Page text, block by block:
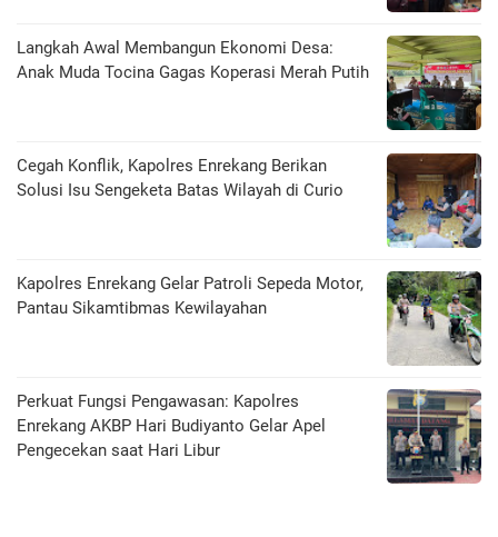
Langkah Awal Membangun Ekonomi Desa:
Anak Muda Tocina Gagas Koperasi Merah Putih
Cegah Konflik, Kapolres Enrekang Berikan
Solusi Isu Sengeketa Batas Wilayah di Curio
Kapolres Enrekang Gelar Patroli Sepeda Motor,
Pantau Sikamtibmas Kewilayahan
Perkuat Fungsi Pengawasan: Kapolres
Enrekang AKBP Hari Budiyanto Gelar Apel
Pengecekan saat Hari Libur